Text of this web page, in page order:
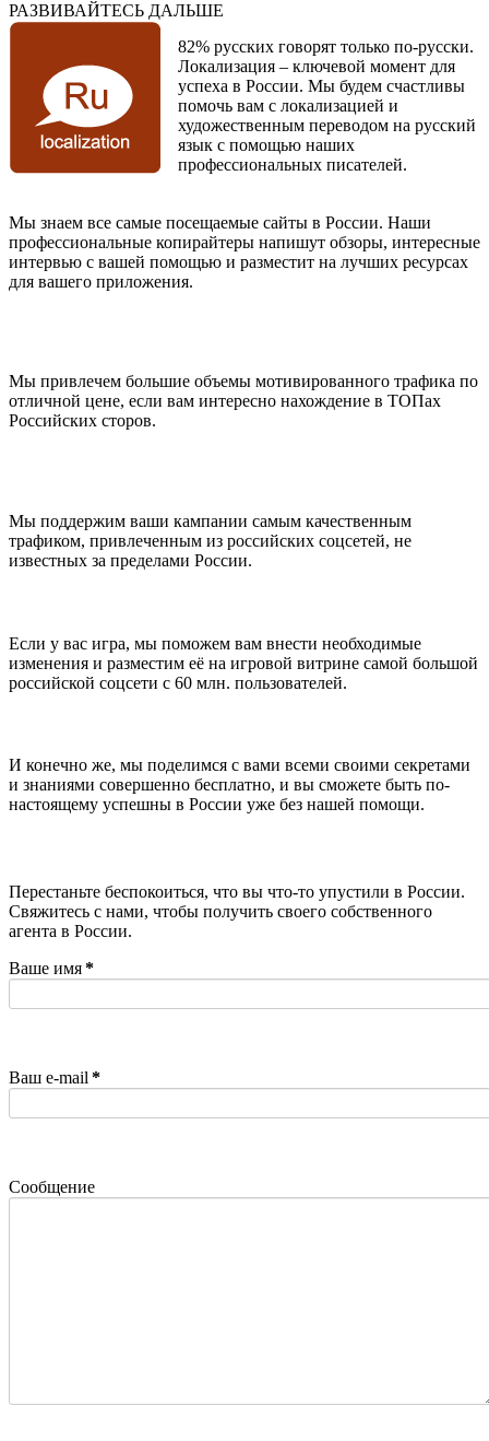
РАЗВИВАЙТЕСЬ ДАЛЬШЕ
82% русских говорят только по-русски.
Локализация – ключевой момент для
успеха в России. Мы будем счастливы
помочь вам с локализацией и
художественным переводом на русский
язык с помощью наших
профессиональных писателей.
Мы знаем все самые посещаемые сайты в России. Наши
профессиональные копирайтеры напишут обзоры, интересные
интервью с вашей помощью и разместит на лучших ресурсах
для вашего приложения.
Мы привлечем большие объемы мотивированного трафика по
отличной цене, если вам интересно нахождение в ТОПах
Российских сторов.
Мы поддержим ваши кампании самым качественным
трафиком, привлеченным из российских соцсетей, не
известных за пределами России.
Если у вас игра, мы поможем вам внести необходимые
изменения и разместим её на игровой витрине самой большой
российской соцсети с 60 млн. пользователей.
И конечно же, мы поделимся с вами всеми своими секретами
и знаниями совершенно бесплатно, и вы сможете быть по-
настоящему успешны в России уже без нашей помощи.
Перестаньте беспокоиться, что вы что-то упустили в России.
Свяжитесь с нами, чтобы получить своего собственного
агента в России.
Ваше имя*
Ваш e-mail *
Сообщение